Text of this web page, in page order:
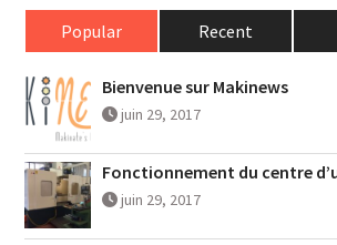
Popular Recent
Bienvenue sur Makinews
juin 29, 2017
Fonctionnement du centre
juin 29, 2017